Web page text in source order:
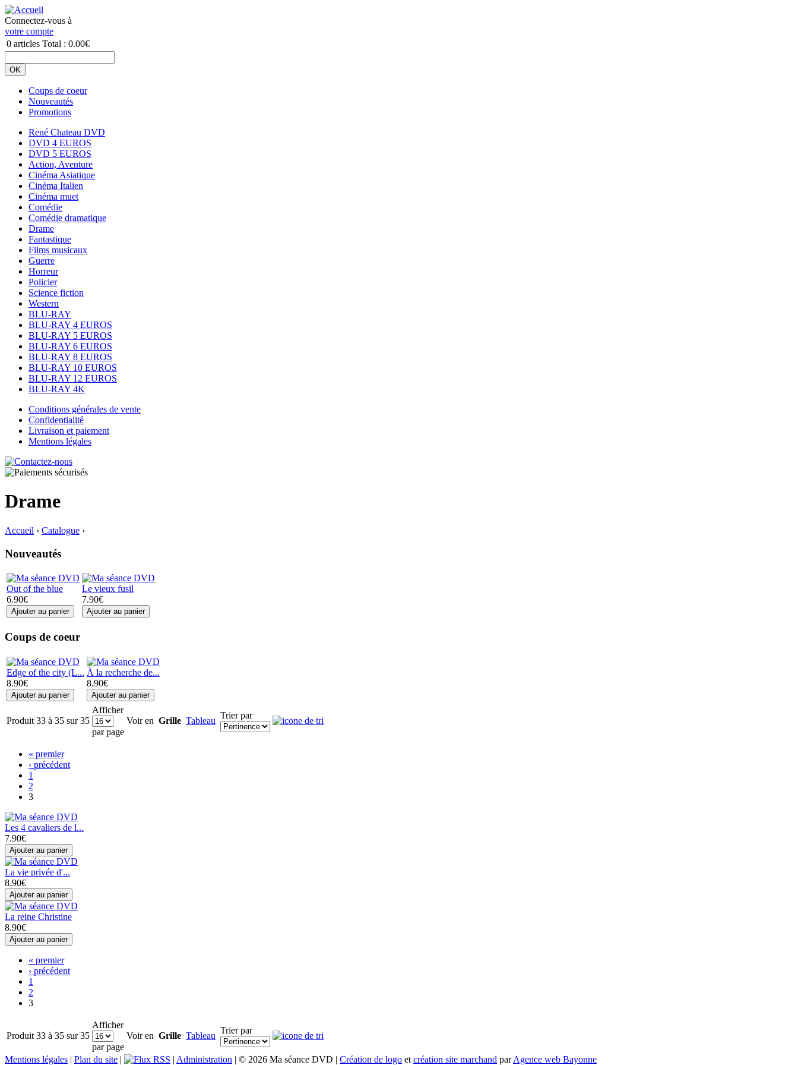
Connectez-vous à
votre compte
0 articles Total : 0.00€
Coups de coeur
Nouveautés
Promotions
René Chateau DVD
DVD 4 EUROS
DVD 5 EUROS
Action, Aventure
Cinéma Asiatique
Cinéma Italien
Cinéma muet
Comédie
Comédie dramatique
Drame
Fantastique
Films musicaux
Guerre
Horreur
Policier
Science fiction
Western
BLU-RAY
BLU-RAY 4 EUROS
BLU-RAY 5 EUROS
BLU-RAY 6 EUROS
BLU-RAY 8 EUROS
BLU-RAY 10 EUROS
BLU-RAY 12 EUROS
BLU-RAY 4K
Conditions générales de vente
Confidentialité
Livraison et paiement
Mentions légales
Drame
Accueil › Catalogue ›
Nouveautés
Out of the blue
6.90€
Le vieux fusil
7.90€
Coups de coeur
Edge of the city (L...
8.90€
À la recherche de...
8.90€
Produit 33 à 35 sur 35
Afficher
par page
Voir en Grille Tableau
Trier par
« premier
‹ précédent
1
2
3
Les 4 cavaliers de l...
7.90€
La vie privée d'...
8.90€
La reine Christine
8.90€
« premier
‹ précédent
1
2
3
Produit 33 à 35 sur 35
Afficher
par page
Voir en Grille Tableau
Trier par
Mentions légales | Plan du site | | Administration | © 2026 Ma séance DVD | Création de logo et création site marchand parAgence web Bayonne